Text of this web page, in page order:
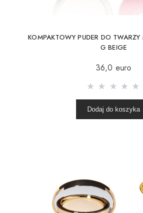
KOMPAKTOWY PUDER DO
G BEIGE
36,0 euro
Dodaj do koszyka